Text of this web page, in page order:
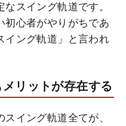
スイング軌道です。
初心者がやりがちであ
イング軌道」と言われ
リットが存在する
イング軌道全てが、